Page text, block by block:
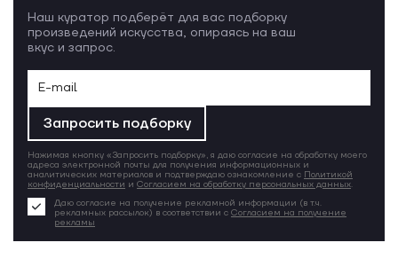
Наш куратор подберёт для вас подборку
произведений искусства, опираясь на ваш
вкус и запрос.
Запросить подборку
Нажимая кнопку «Запросить подборку», я даю согласие на обработку моего
адреса электронной почты для получения информационных и
аналитических материалов и подтверждаю ознакомление с Политикой
конфиденциальности и Согласием на обработку персональных данных.
Даю согласие на получение рекламной информации (в т.ч.
рекламных рассылок) в соответствии с Согласием на получение
рекламы